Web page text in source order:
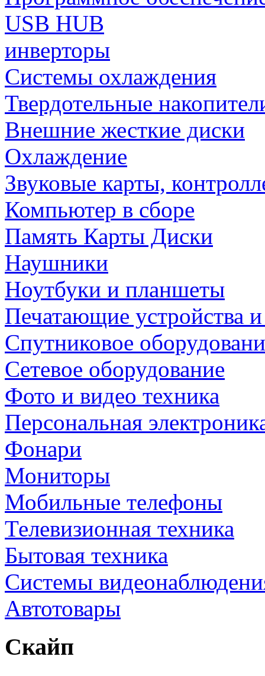
USB HUB
инверторы
Системы охлаждения
Твердотельные
Внешние жесткие диски
Охлаждение
Звуковые карты,
Компьютер в сборе
Память Карты Диски
Наушники
Ноутбуки и планшеты
Печатающие устройства
Спутниковое
Сетевое оборудование
Фото и видео техника
Персональная
Фонари
Мониторы
Мобильные телефоны
Телевизионная техника
Бытовая техника
Cистемы
Автотовары
Скайп